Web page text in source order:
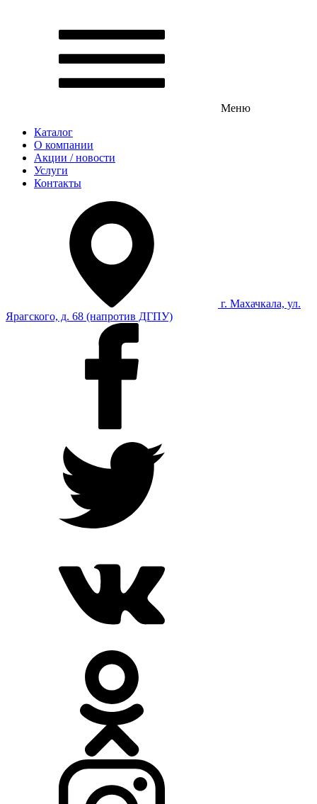
Меню
Каталог
О компании
Акции / новости
Услуги
Контакты
г. Махачкала, ул.
Ярагского, д. 68 (напротив ДГПУ)